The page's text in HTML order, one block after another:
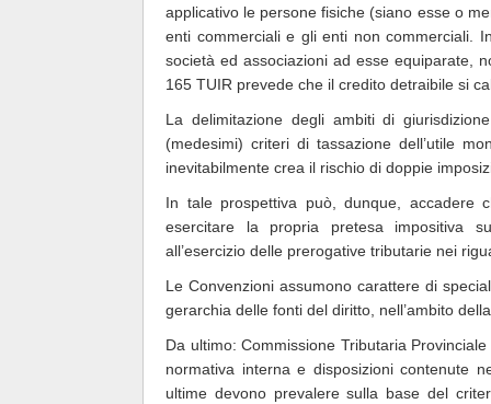
applicativo le persone fisiche (siano esse o
enti commerciali e gli enti non commerciali.
società ed associazioni ad esse equiparate,
165 TUIR prevede che il credito detraibile si
La delimitazione degli ambiti di
(medesimi) criteri di tassazione dell’utile
inevitabilmente crea il rischio di doppie
In tale prospettiva può, dunque, accadere
esercitare la propria pretesa impositiva
all’esercizio delle prerogative tributarie nei
Le Convenzioni assumono carattere di
gerarchia delle fonti del diritto, nell’ambito
Da ultimo: Commissione Tributaria
normativa interna e disposizioni contenute
ultime devono prevalere sulla base del